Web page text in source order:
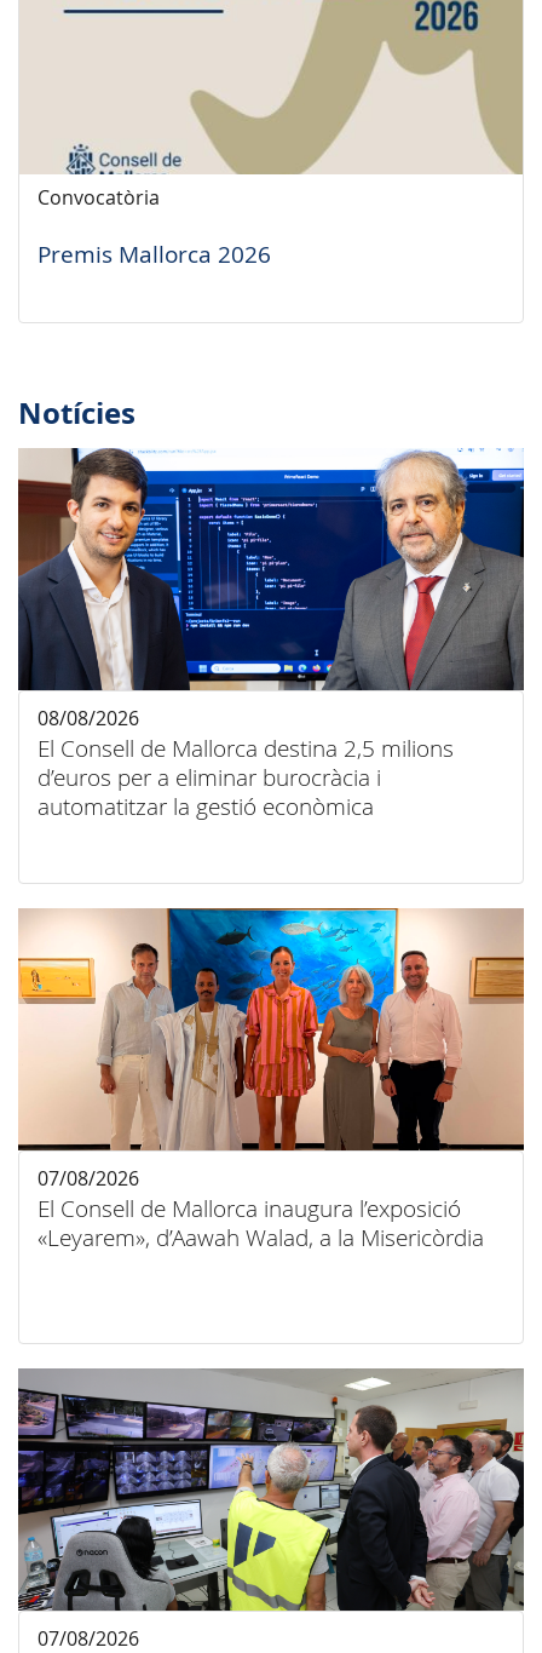
Convocatòria
Premis Mallorca 2026
Notícies
El Consell de Mallorca destina 2,5 milions
d’euros per a eliminar burocràcia i
automatitzar la gestió econòmica
08/08/2026
El Consell de Mallorca inaugura l’exposició
«Leyarem», d’Aawah Walad, a la Misericòrdia
07/08/2026
07/08/2026